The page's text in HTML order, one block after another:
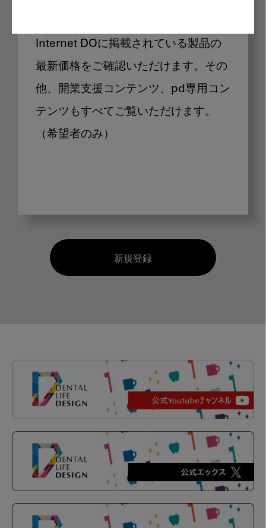
Internet DOに掲載されている製品の
最新価格をご確認いただけます。その
他、開業支援コンテンツ、pd専用コン
テンツもすべてご覧いただけます。
（希望者のみ）
新規登録